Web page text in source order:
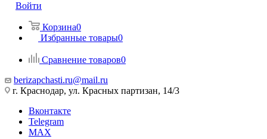
Войти
Корзина0
Избранные товары0
Сравнение товаров0
berizapchasti.ru@mail.ru
г. Краснодар, ул. Красных партизан, 14/3
Вконтакте
Telegram
MAX